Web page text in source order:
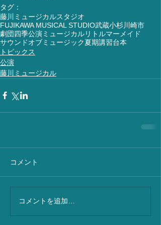
タグ：
藤川ミュージカルスタジオ
FUJIKAWA MUSICAL STUDIO武蔵小杉川崎市
劇団四季公演ミュージカルリトルマーメイド
サウンドオブミュージック夏期講習台本
トピックス
公演
藤川ミュージカル
コメント
コメントを追加…